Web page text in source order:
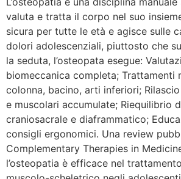
valuta e tratta il corpo nel suo
sicura per tutte le età e agisce sulle
dolori adolescenziali, piuttosto che
la seduta, l’osteopata esegue:
biomeccanica completa; Trattamenti
colonna, bacino, arti inferiori;
e muscolari accumulate; Riequilibrio
craniosacrale e diaframmatico;
consigli ergonomici. Una review
Complementary Therapies in
l’osteopatia è efficace nel